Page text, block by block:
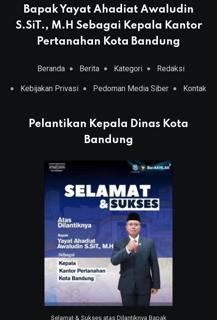
Bapak Yayat Ahadiat Awaludin
S.SiT., M.H Sebagai Kepala Kantor
Pertanahan Kota Bandung
Beranda Berita Kategori Redaksi
Kebijakan Privasi Pedoman Media Siber Kontak
Pelantikan Kepala Dinas Kota
Bandung
Selamat & Sukses atas Dilantiknya Bapak